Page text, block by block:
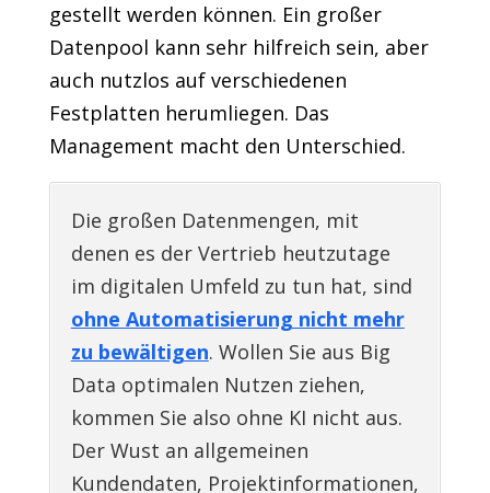
gestellt werden können. Ein großer
Datenpool kann sehr hilfreich sein, aber
auch nutzlos auf verschiedenen
Festplatten herumliegen. Das
Management macht den Unterschied.
Die großen Datenmengen, mit
denen es der Vertrieb heutzutage
im digitalen Umfeld zu tun hat, sind
ohne Automatisierung nicht mehr
zu bewältigen. Wollen Sie aus Big
Data optimalen Nutzen ziehen,
kommen Sie also ohne KI nicht aus.
Der Wust an allgemeinen
Kundendaten, Projektinformationen,